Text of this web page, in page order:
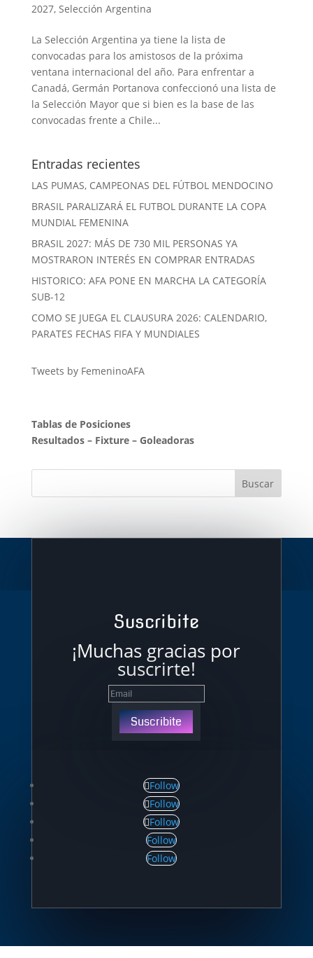
2027, Selección Argentina
La Selección Argentina ya tiene la lista de
convocadas para los amistosos de la próxima
ventana internacional del año. Para enfrentar a
Canadá, Germán Portanova confeccionó una lista de
la Selección Mayor que si bien es la base de las
convocadas frente a Chile...
Entradas recientes
LAS PUMAS, CAMPEONAS DEL FÚTBOL MENDOCINO
BRASIL PARALIZARÁ EL FUTBOL DURANTE LA COPA
MUNDIAL FEMENINA
BRASIL 2027: MÁS DE 730 MIL PERSONAS YA
MOSTRARON INTERÉS EN COMPRAR ENTRADAS
HISTORICO: AFA PONE EN MARCHA LA CATEGORÍA
SUB-12
COMO SE JUEGA EL CLAUSURA 2026: CALENDARIO,
PARATES FECHAS FIFA Y MUNDIALES
Tweets by FemeninoAFA
Tablas de Posiciones
Resultados– Fixture– Goleadoras
Suscribite
¡Muchas gracias por
suscrirte!
Suscribite
Follow
Follow
Follow
Follow
Follow